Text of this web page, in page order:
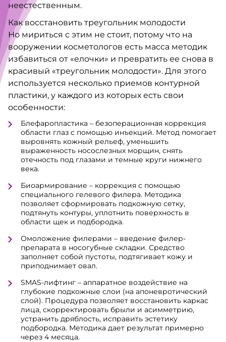
неестественным.
Как восстановить треугольник молодости
Но мириться с этим не стоит, потому что на
вооружении косметологов есть масса методик
избавиться от «елочки» и превратить ее снова в
красивый «треугольник молодости». Для этого
используется несколько приемов контурной
пластики, у каждого из которых есть свои
особенности:
Блефаропластика – безоперационная коррекция
области глаз с помощью инъекций. Метод помогает
выровнять кожный рельеф, уменьшить
выраженность носослезных морщин, снять
отечность под глазами и темные круги нижнего
века.
Биоармирование – коррекция с помощью
специального гелевого филера. Методика
позволяет сформировать подкожную сетку,
подтянуть контуры, уплотнить поверхность в
области щек и подбородка.
Омоложение филерами – введение филер-
препарата в носогубные складки. Средство
заполняет собой пустоты, подтягивает кожу и
приподнимает овал.
SMAS-лифтинг – аппаратное воздействие на
глубокие подкожные слои (на апоневротический
слой). Процедура позволяет восстановить каркас
лица, скорректировать брыли и асимметрию,
устранить дряблость, исправить эстетику
подбородка. Методика дает результат примерно
через 4 месяца.